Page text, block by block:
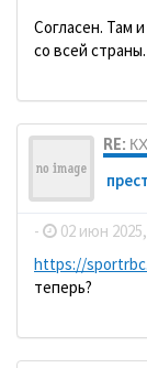
Согласен. Там
со всей страны.
RE:
- 02 июн
https://
теперь?